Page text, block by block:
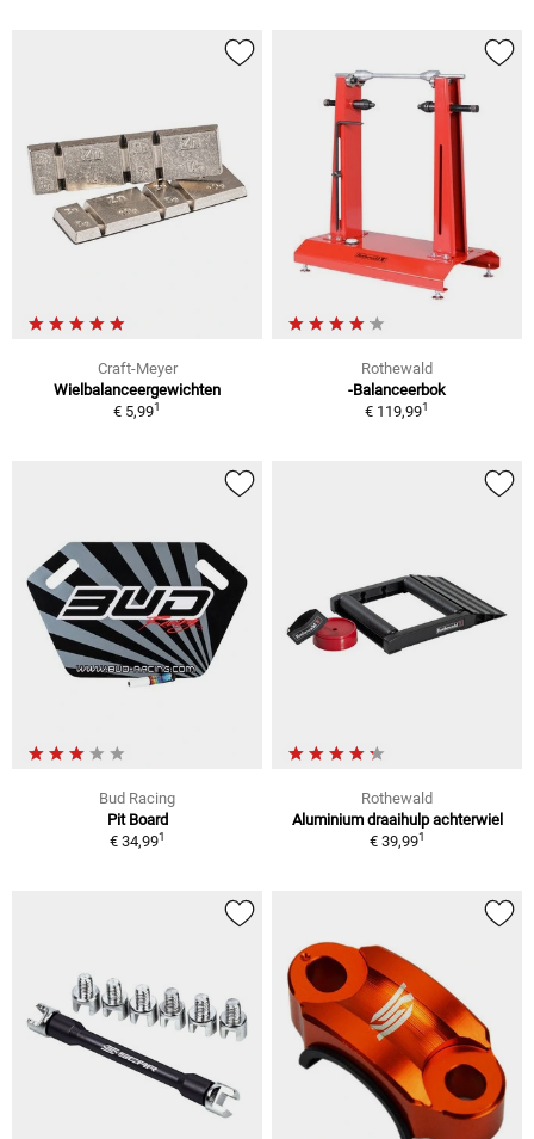
Craft-Meyer
Wielbalanceergewichten
€ 5,991
Rothewald
-Balanceerbok
€ 119,991
Bud Racing
Pit Board
€ 34,991
Rothewald
Aluminium draaihulp achterwiel
€ 39,991